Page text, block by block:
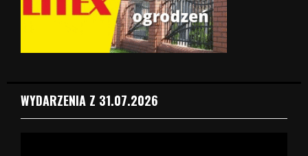
WYDARZENIA Z 31.07.2026